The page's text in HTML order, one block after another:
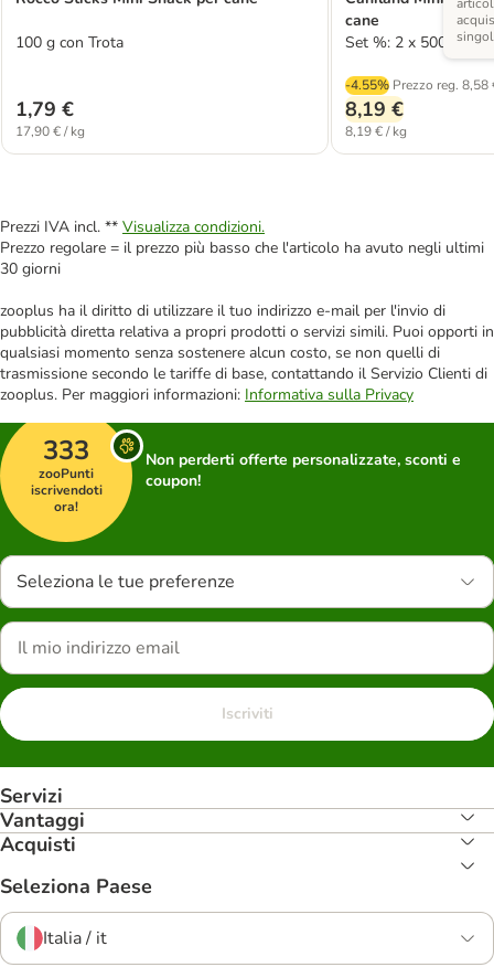
100 g con Trota
1,79 €
17,90 € / kg
cane
Set %: 2 x 500 g
-4.55% Prezzo reg. 8,58
8,19 €
8,19 € / kg
Prezzi IVA incl. ** Visualizza condizioni.
Prezzo regolare = il prezzo più basso che l'articolo ha avuto negli ultimi
30 giorni
zooplus ha il diritto di utilizzare il tuo indirizzo e-mail per l'invio di
pubblicità diretta relativa a propri prodotti o servizi simili. Puoi opporti in
qualsiasi momento senza sostenere alcun costo, se non quelli di
trasmissione secondo le tariffe di base, contattando il Servizio Clienti di
zooplus. Per maggiori informazioni: Informativa sulla Privacy
333
zooPunti
iscrivendoti
ora!
Non perderti offerte personalizzate, sconti e
coupon!
Seleziona le tue preferenze
Iscriviti
Servizi
Vantaggi
Acquisti
Seleziona Paese
Italia / it